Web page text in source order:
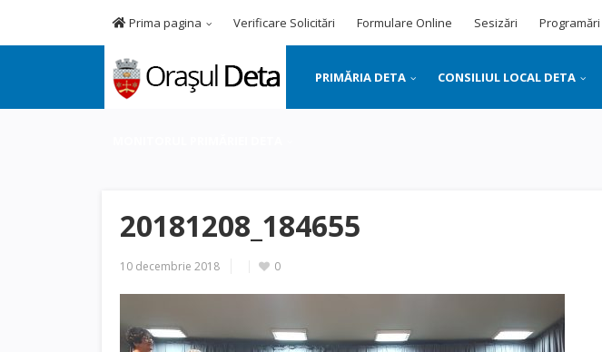
Prima pagina Verificare Solicitări Formulare Online Sesizări
PRIMĂRIA DETA CONSILIUL LOCAL DETA
20181208_184655
10 decembrie 2018 0